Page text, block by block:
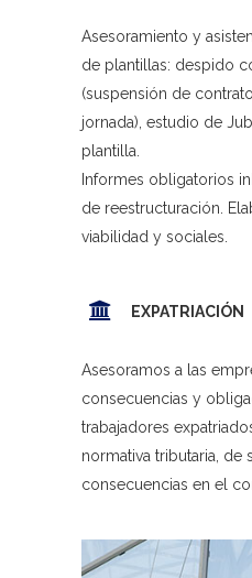
Asesoramiento y
de plantillas: despido
(suspensión de
jornada), estudio de
plantilla.
Informes obligatorios
de reestructuración.
viabilidad y sociales.
EXPATRIACIÓN
Asesoramos a las
consecuencias y
trabajadores
normativa tributaria, de
consecuencias en el